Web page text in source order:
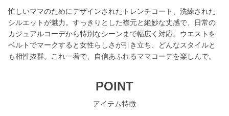
忙しいママのためにデザインされたトレンチコート、洗練された
シルエットが魅力。すっきりとした襟元と絶妙な丈感で、日常の
カジュアルコーデから特別なシーンまで幅広く対応。ウエストを
ベルトでマークすると女性らしさが引き立ち、どんなスタイルと
も相性抜群。これ一着で、自信あふれるママコーデを楽しんで。
POINT
アイテム特徴